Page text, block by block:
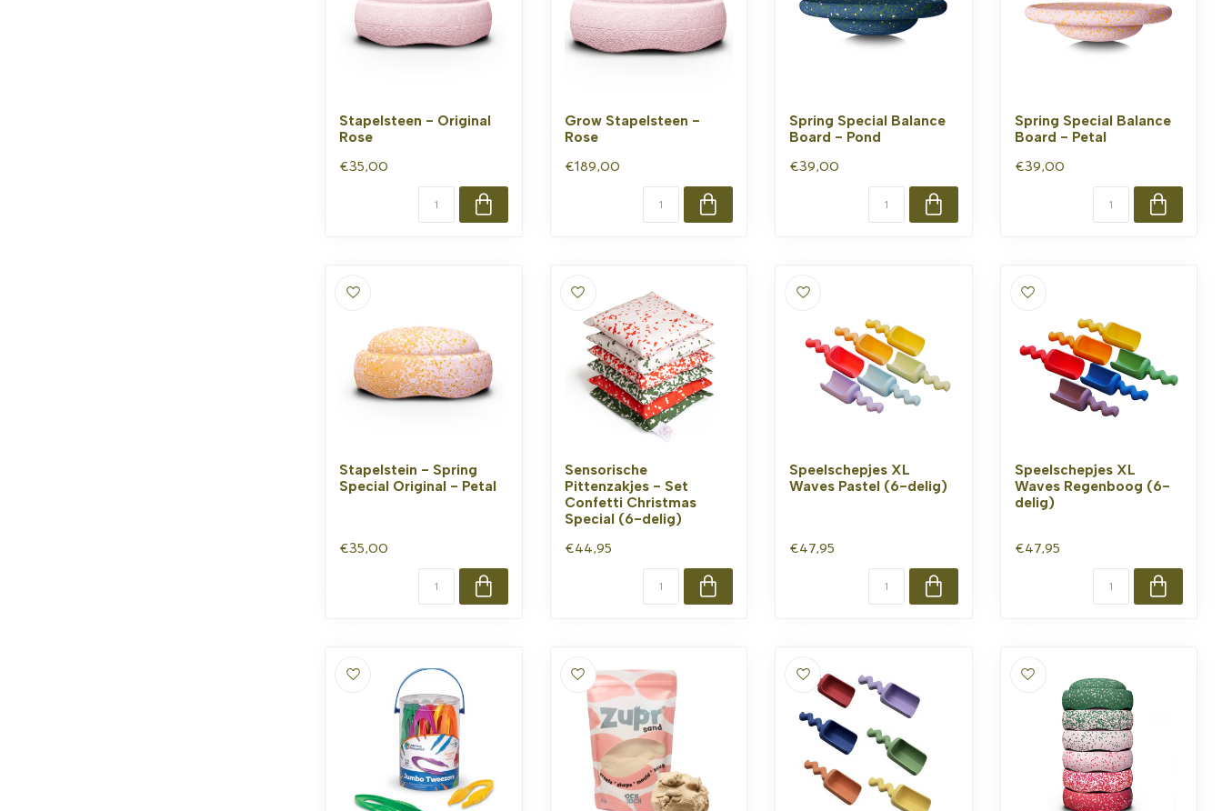
Stapelsteen - Original
Rose
€35,00
Grow Stapelsteen -
Rose
€189,00
Spring Special Balance
Board - Pond
€39,00
Spring Special Balance
Board - Petal
€39,00
Stapelstein - Spring
Special Original - Petal
€35,00
Sensorische
Pittenzakjes - Set
Confetti Christmas
Special (6-delig)
€44,95
Speelschepjes XL
Waves Pastel (6-delig)
€47,95
Speelschepjes XL
Waves Regenboog (6-
delig)
€47,95